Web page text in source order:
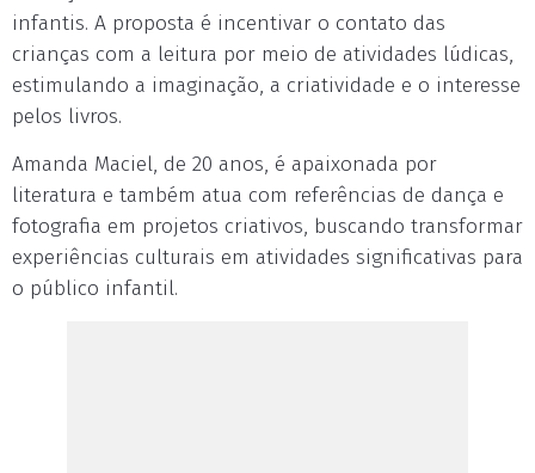
infantis. A proposta é incentivar o contato das
crianças com a leitura por meio de atividades lúdicas,
estimulando a imaginação, a criatividade e o interesse
pelos livros.
Amanda Maciel, de 20 anos, é apaixonada por
literatura e também atua com referências de dança e
fotografia em projetos criativos, buscando transformar
experiências culturais em atividades significativas para
o público infantil.